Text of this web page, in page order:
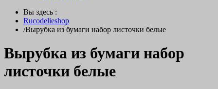
Вы здесь :
Rucodelieshop
/Вырубка из бумаги набор листочки белые
Вырубка из бумаги набор
листочки белые